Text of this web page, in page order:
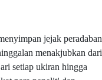
jejak peradaban
menakjubkan dari
setiap ukiran hingga